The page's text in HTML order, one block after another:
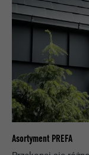
Asortyment PREFA
DOSTAWCA
PROCEDURA
CEL
NAZWA